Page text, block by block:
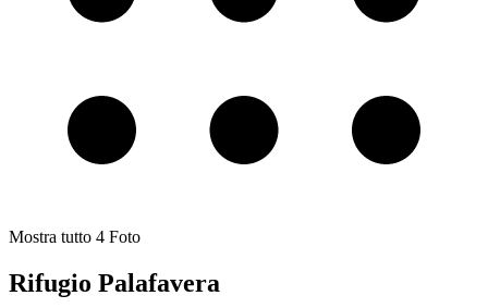
Mostra tutto 4 Foto
Rifugio Palafavera